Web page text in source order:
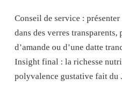
Conseil de service : présenter
dans des verres transparents,
d’amande ou d’une datte
Insight final : la richesse
polyvalence gustative fait du